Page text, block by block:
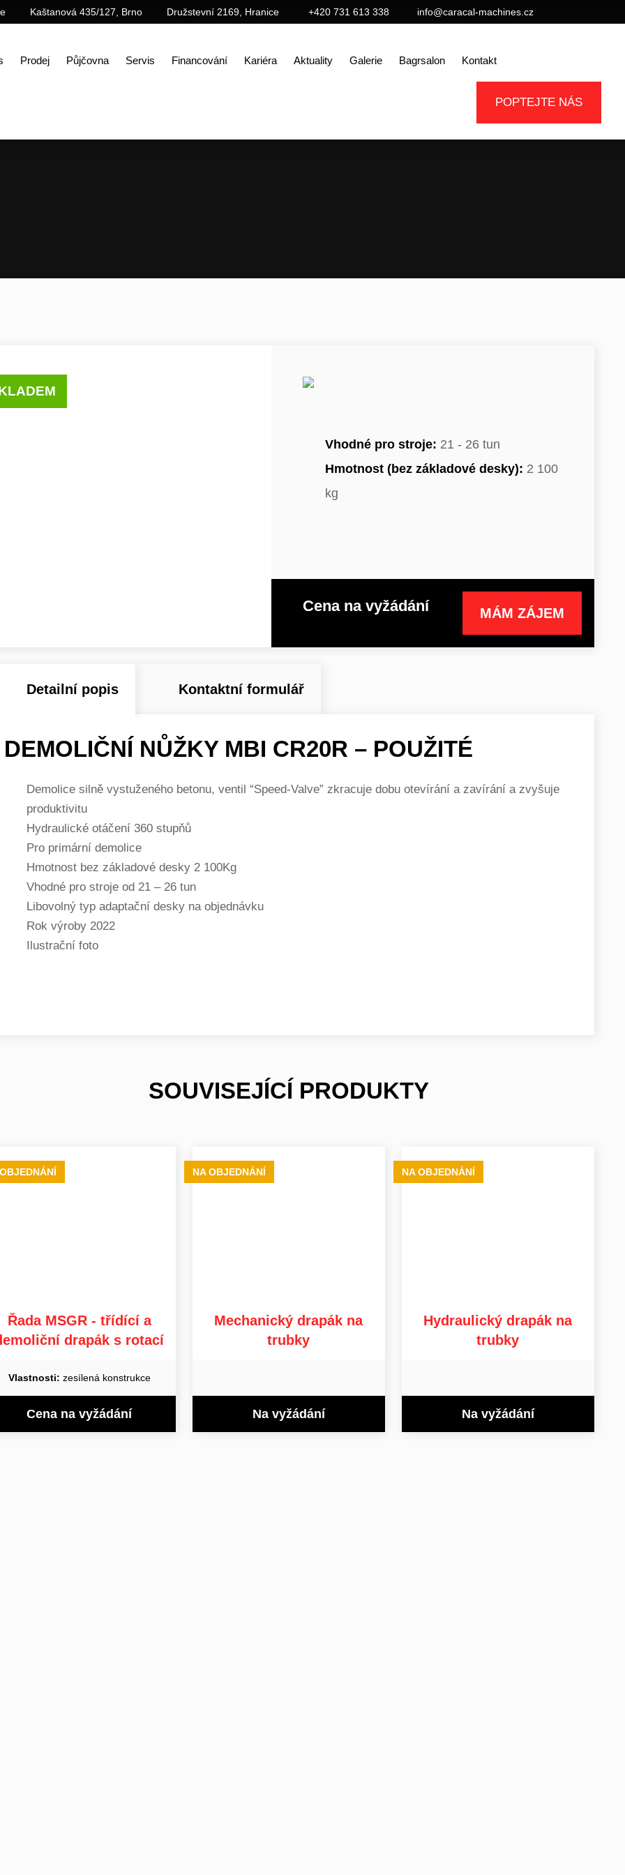
+420 731 613 338 info@caracal-machines.cz
Kaštanová 435/127, Brno Družstevní 2169, Hranice
Prodej Půjčovna Servis Financování Kariéra Aktuality Galerie Bagrsalon Kontakt
POPTEJTE NÁS
Vhodné pro stroje: 21 - 26 tun
Hmotnost (bez základové desky): 2 100
kg
Cena na vyžádání MÁM ZÁJEM
Detailní popis Kontaktní formulář
DEMOLIČNÍ NŮŽKY MBI CR20R – POUŽITÉ
Demolice silně vystuženého betonu, ventil “Speed-Valve” zkracuje dobu otevírání a zavírání a zvyšuje
produktivitu
Hydraulické otáčení 360 stupňů
Pro primární demolice
Hmotnost bez základové desky 2 100Kg
Vhodné pro stroje od 21 – 26 tun
Libovolný typ adaptační desky na objednávku
Rok výroby 2022
Ilustrační foto
SOUVISEJÍCÍ PRODUKTY
Řada MSGR - třídící a
drapák s rotací
Vlastnosti: zesílená konstrukce
Cena na vyžádání
NA OBJEDNÁNÍ
Mechanický drapák na
trubky
Na vyžádání
NA OBJEDNÁNÍ
Hydraulický drapák na
trubky
Na vyžádání